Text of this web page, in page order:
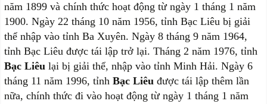
năm 1899 và chính thức hoạt động từ ngày 1 tháng 1 năm
1900. Ngày 22 tháng 10 năm 1956, tỉnh Bạc Liêu bị giải
thể nhập vào tỉnh Ba Xuyên. Ngày 8 tháng 9 năm 1964,
tỉnh Bạc Liêu được tái lập trở lại. Tháng 2 năm 1976, tỉnh
Bạc Liêu lại bị giải thể, nhập vào tỉnh Minh Hải. Ngày 6
tháng 11 năm 1996, tỉnhBạc Liêu được tái lập thêm lần
nữa, chính thức đi vào hoạt động từ ngày 1 tháng 1 năm